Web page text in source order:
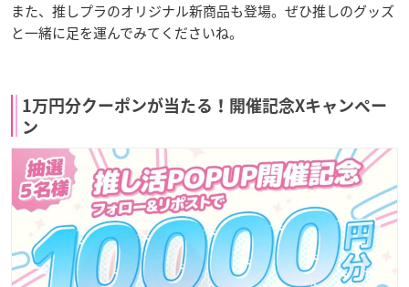
また、推しプラのオリジナル新商品も登場。ぜひ推しのグッズ
と一緒に足を運んでみてくださいね。
1万円分クーポンが当たる！開催記念Xキャンペー
ン